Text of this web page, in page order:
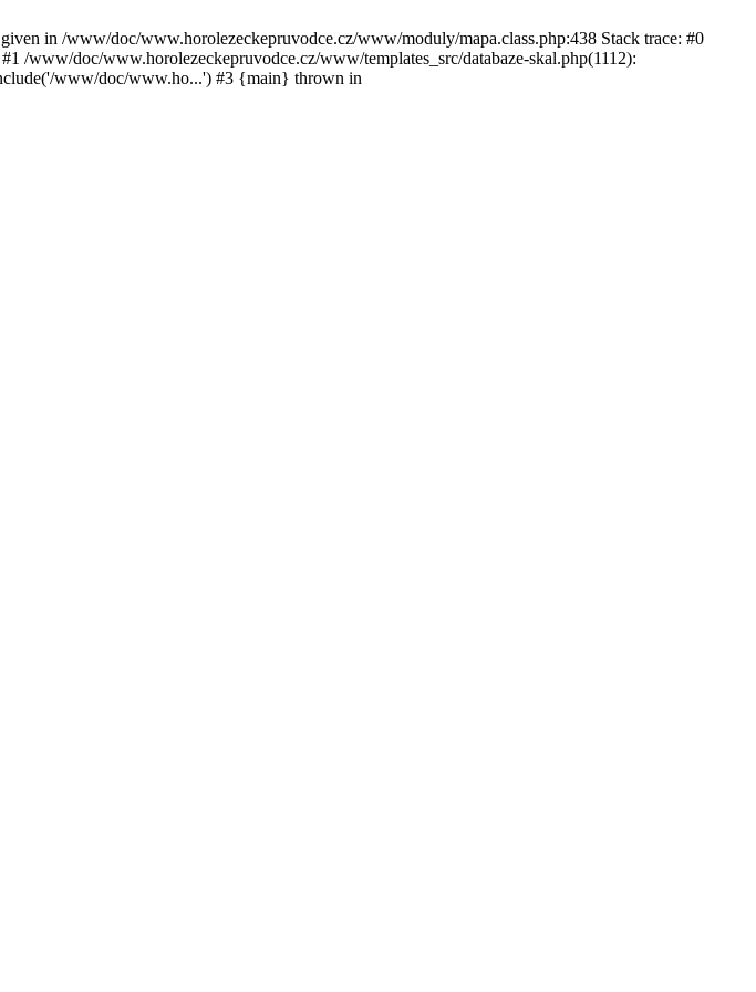
in /www/doc/www.horolezeckepruvodce.cz/www/moduly/mapa.class.php:438 Stack trace: #0
/www/doc/www.horolezeckepruvodce.cz/www/templates_src/databaze-skal.php(1112):
www/doc/www.ho...') #3 {main} thrown in